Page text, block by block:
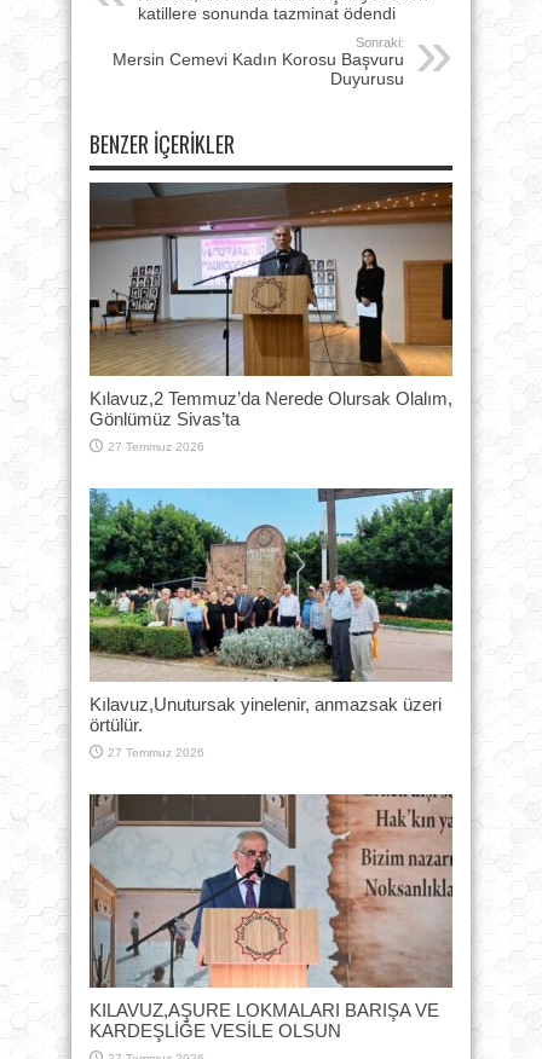
katillere sonunda tazminat ödendi
Sonraki:
Mersin Cemevi Kadın Korosu Başvuru
Duyurusu
BENZER İÇERIKLER
Kılavuz,2 Temmuz’da Nerede Olursak Olalım,
Gönlümüz Sivas’ta
27 Temmuz 2026
Kılavuz,Unutursak yinelenir, anmazsak üzeri
örtülür.
27 Temmuz 2026
KILAVUZ,AŞURE LOKMALARI BARIŞA VE
KARDEŞLİĞE VESİLE OLSUN